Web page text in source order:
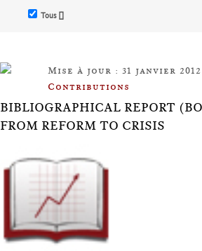
Tous []
Mise à jour : 31 janvier
Contributions
BIBLIOGRAPHICAL REPORT
FROM REFORM TO CRISIS